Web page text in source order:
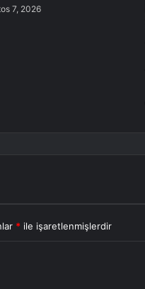
7, 2026
* ile işaretlenmişlerdir